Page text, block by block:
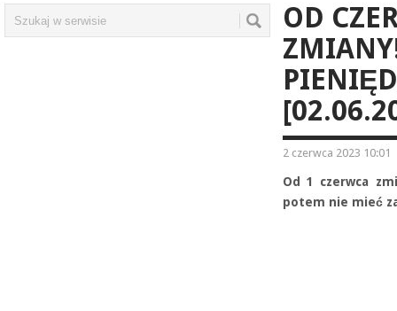
OD
2 czerwca 2023 10:01
Od 1 czerwca
potem nie mieć